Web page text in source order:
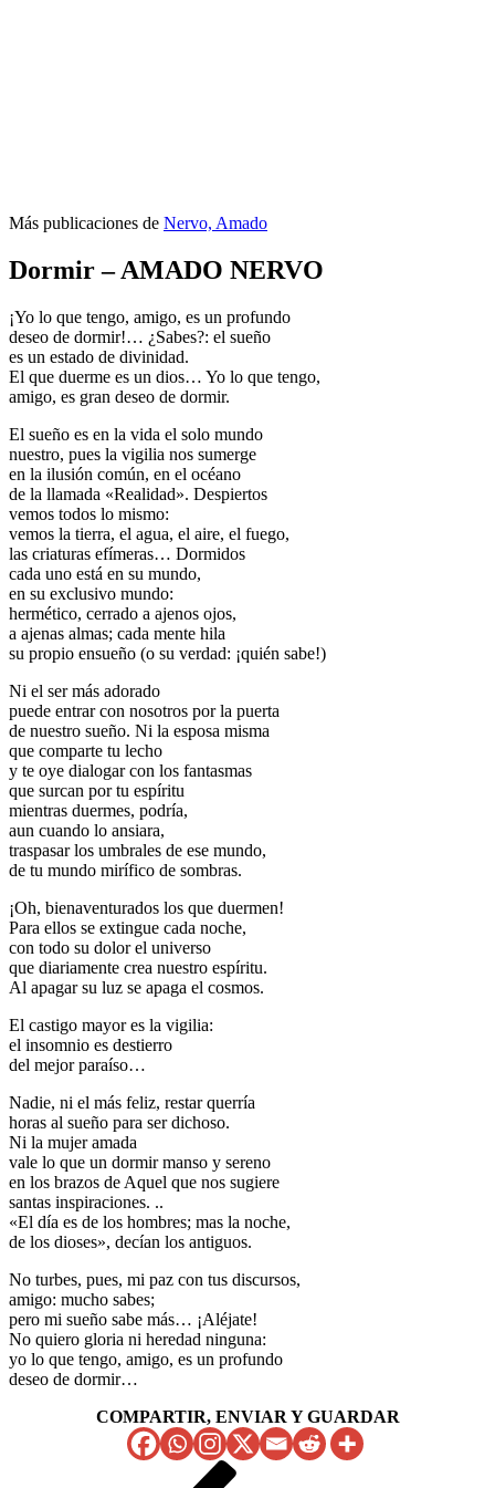
Más publicaciones de Nervo, Amado
Dormir – AMADO NERVO
¡Yo lo que tengo, amigo, es un profundo
deseo de dormir!… ¿Sabes?: el sueño
es un estado de divinidad.
El que duerme es un dios… Yo lo que tengo,
amigo, es gran deseo de dormir.
El sueño es en la vida el solo mundo
nuestro, pues la vigilia nos sumerge
en la ilusión común, en el océano
de la llamada «Realidad». Despiertos
vemos todos lo mismo:
vemos la tierra, el agua, el aire, el fuego,
las criaturas efímeras… Dormidos
cada uno está en su mundo,
en su exclusivo mundo:
hermético, cerrado a ajenos ojos,
a ajenas almas; cada mente hila
su propio ensueño (o su verdad: ¡quién sabe!)
Ni el ser más adorado
puede entrar con nosotros por la puerta
de nuestro sueño. Ni la esposa misma
que comparte tu lecho
y te oye dialogar con los fantasmas
que surcan por tu espíritu
mientras duermes, podría,
aun cuando lo ansiara,
traspasar los umbrales de ese mundo,
de tu mundo mirífico de sombras.
¡Oh, bienaventurados los que duermen!
Para ellos se extingue cada noche,
con todo su dolor el universo
que diariamente crea nuestro espíritu.
Al apagar su luz se apaga el cosmos.
El castigo mayor es la vigilia:
el insomnio es destierro
del mejor paraíso…
Nadie, ni el más feliz, restar querría
horas al sueño para ser dichoso.
Ni la mujer amada
vale lo que un dormir manso y sereno
en los brazos de Aquel que nos sugiere
santas inspiraciones. ..
«El día es de los hombres; mas la noche,
de los dioses», decían los antiguos.
No turbes, pues, mi paz con tus discursos,
amigo: mucho sabes;
pero mi sueño sabe más… ¡Aléjate!
No quiero gloria ni heredad ninguna:
yo lo que tengo, amigo, es un profundo
deseo de dormir…
COMPARTIR, ENVIAR Y GUARDAR